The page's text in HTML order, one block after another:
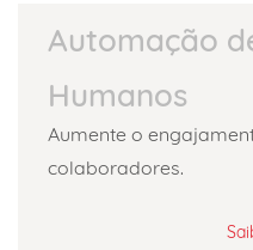
Automação
Humanos
Aumente o
colaboradores.